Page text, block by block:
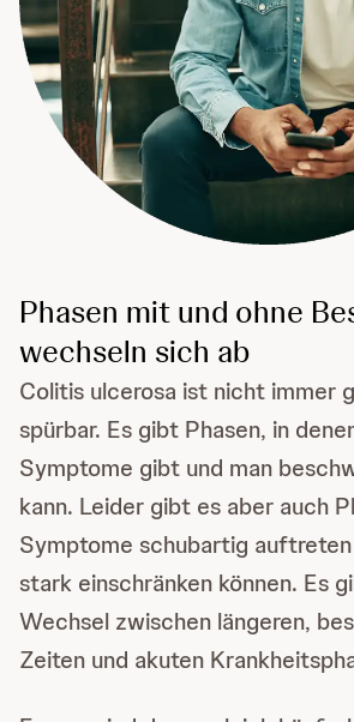
Phasen mit und ohne
wechseln sich ab
Colitis ulcerosa ist nicht immer
spürbar. Es gibt Phasen, in
Symptome gibt und man
kann. Leider gibt es aber auch
Symptome schubartig
stark einschränken können. Es
Wechsel zwischen längeren,
Zeiten und akuten